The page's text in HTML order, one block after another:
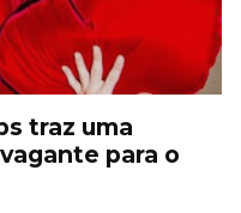
traz uma
para o